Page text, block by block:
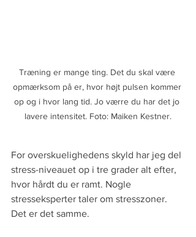
Træning er mange ting. Det du skal være
opmærksom på er, hvor højt pulsen kommer
op og i hvor lang tid. Jo værre du har det jo
lavere intensitet. Foto: Maiken Kestner.
For overskuelighedens skyld har jeg del
stress-niveauet op i tre grader alt efter,
hvor hårdt du er ramt. Nogle
stresseksperter taler om stresszoner.
Det er det samme.